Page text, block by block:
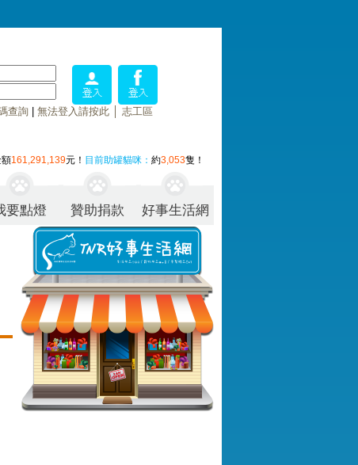
查詢| 無法登入請按此│ 志工區
161,291,139元！ 目前助罐貓咪： 約3,053隻！
要點燈 贊助捐款 好事生活網